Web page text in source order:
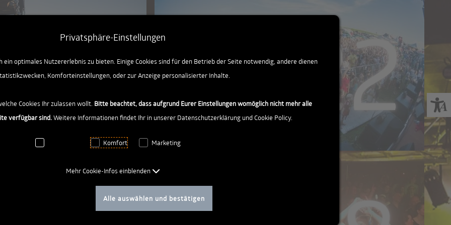
[AK + 2]
Privatsphäre-Einstellungen
ein optimales Nutzererlebnis zu bieten. Einige Cookies sind für den Betrieb der Seite notwendig, andere dienen
Komforteinstellungen, oder zur Anzeige personalisierter Inhalte.
Cookies Ihr zulassen wollt. Bitte beachtet, dass aufgrund Eurer Einstellungen womöglich nicht mehr alle
verfügbar sind.Weitere Informationen findet Ihr in unserer Datenschutzerklärung und Cookie Policy.
Komfort Marketing
Mehr Cookie-Infos einblenden
Alle auswählen und bestätigen